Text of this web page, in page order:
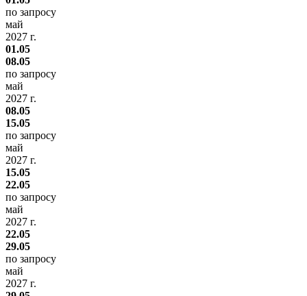
по запросу
май
2027 г.
01.05
08.05
по запросу
май
2027 г.
08.05
15.05
по запросу
май
2027 г.
15.05
22.05
по запросу
май
2027 г.
22.05
29.05
по запросу
май
2027 г.